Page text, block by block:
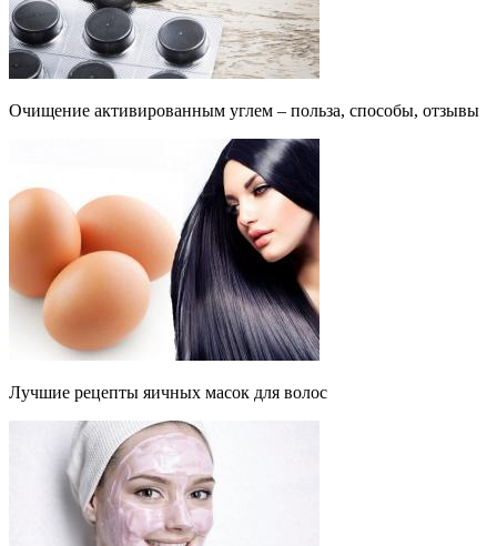
Очищение активированным углем – польза, способы, отзывы
Лучшие рецепты яичных масок для волос